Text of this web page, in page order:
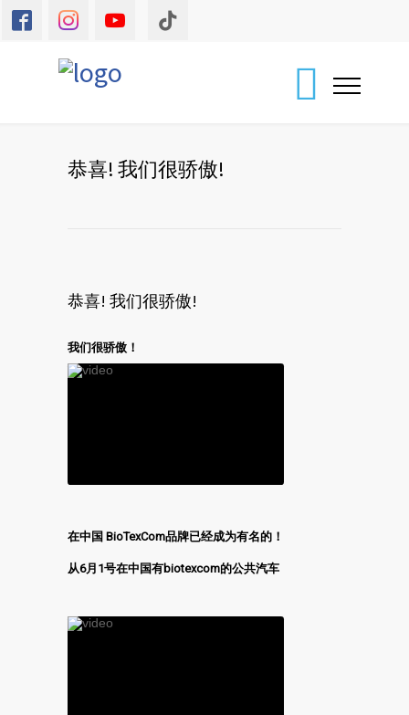
恭喜! 我们很骄傲!
恭喜! 我们很骄傲!
我们很骄傲！
在中国 BioTexCom品牌已经成为有名的！
从6月 1号在中国有biotexcom的公共汽车